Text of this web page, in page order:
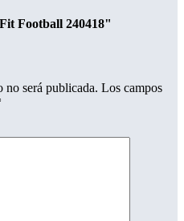
Football 240418"
no será publicada. Los campos